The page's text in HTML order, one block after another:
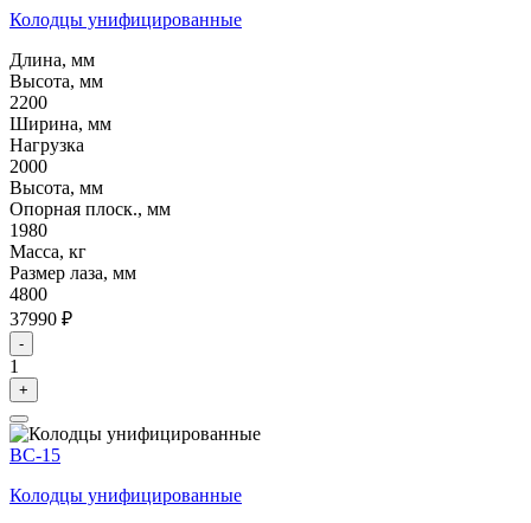
Колодцы унифицированные
Длина, мм
Высота, мм
2200
Ширина, мм
Нагрузка
2000
Высота, мм
Опорная плоск., мм
1980
Масса, кг
Размер лаза, мм
4800
37990 ₽
-
1
+
ВС-15
Колодцы унифицированные